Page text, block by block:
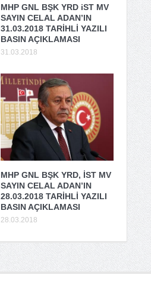
MHP GNL BŞK YRD iST MV
SAYIN CELAL ADAN’IN
31.03.2018 TARİHLİ YAZILI
BASIN AÇIKLAMASI
31.03.2018
MHP GNL BŞK YRD, İST MV
SAYIN CELAL ADAN’IN
28.03.2018 TARİHLİ YAZILI
BASIN AÇIKLAMASI
28.03.2018